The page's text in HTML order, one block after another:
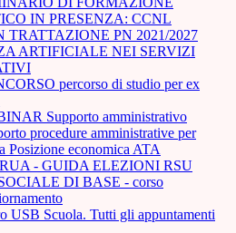
IN PRESENZA: CCNL
TRATTAZIONE PN 2021/2027
ARTIFICIALE NEI SERVIZI
percorso di studio per ex
Supporto amministrativo
procedure amministrative per
Posizione economica ATA
- GUIDA ELEZIONI RSU
DI BASE - corso
USB Scuola. Tutti gli appuntamenti